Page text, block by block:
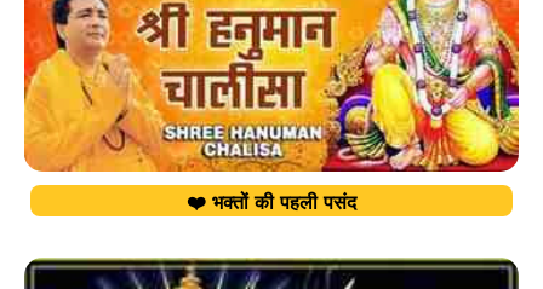
❤️ भक्तों की पहली पसंद